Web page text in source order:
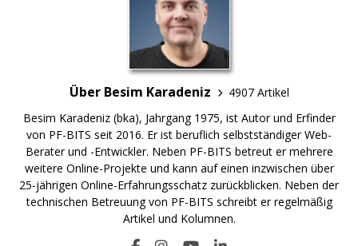
Über Besim Karadeniz
4907 Artikel
Besim Karadeniz (bka), Jahrgang 1975, ist Autor und Erfinder
von PF-BITS seit 2016. Er ist beruflich selbstständiger Web-
Berater und -Entwickler. Neben PF-BITS betreut er mehrere
weitere Online-Projekte und kann auf einen inzwischen über
25-jährigen Online-Erfahrungsschatz zurückblicken. Neben der
technischen Betreuung von PF-BITS schreibt er regelmäßig
Artikel und Kolumnen.